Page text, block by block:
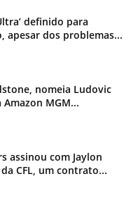
definido para
apesar dos problemas...
nomeia Ludovic
MGM...
assinou com Jaylon
CFL, um contrato...